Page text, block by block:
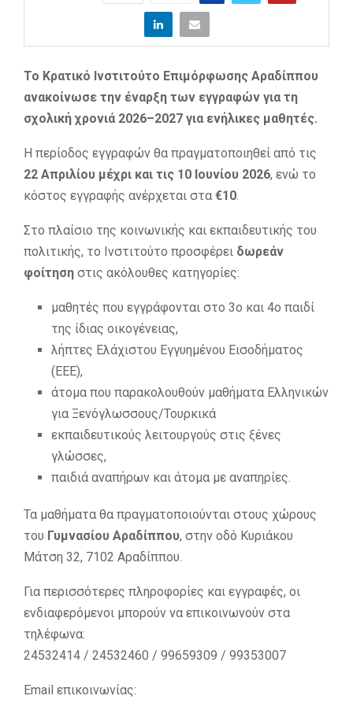
Το Κρατικό Ινστιτούτο Επιμόρφωσης Αραδίππου
ανακοίνωσε την έναρξη των εγγραφών για τη
σχολική χρονιά 2026–2027 για ενήλικες μαθητές.
Η περίοδος εγγραφών θα πραγματοποιηθεί από τις
22 Απριλίου μέχρι και τις 10 Ιουνίου 2026, ενώ το
κόστος εγγραφής ανέρχεται στα €10.
Στο πλαίσιο της κοινωνικής και εκπαιδευτικής του
πολιτικής, το Ινστιτούτο προσφέρει δωρεάν
φοίτηση στις ακόλουθες κατηγορίες:
μαθητές που εγγράφονται στο 3ο και 4ο παιδί
της ίδιας οικογένειας,
λήπτες Ελάχιστου Εγγυημένου Εισοδήματος
(ΕΕΕ),
άτομα που παρακολουθούν μαθήματα Ελληνικών
για Ξενόγλωσσους/Τουρκικά
εκπαιδευτικούς λειτουργούς στις ξένες
γλώσσες,
παιδιά αναπήρων και άτομα με αναπηρίες.
Τα μαθήματα θα πραγματοποιούνται στους χώρους
του Γυμνασίου Αραδίππου, στην οδό Κυριάκου
Μάτση 32, 7102 Αραδίππου.
Για περισσότερες πληροφορίες και εγγραφές, οι
ενδιαφερόμενοι μπορούν να επικοινωνούν στα
τηλέφωνα:
24532414 / 24532460 / 99659309 / 99353007
Email επικοινωνίας: